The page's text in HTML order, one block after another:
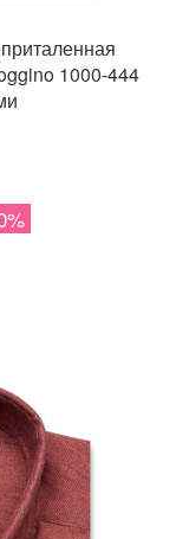
1000-444